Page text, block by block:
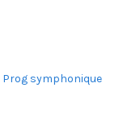
Prog symphonique